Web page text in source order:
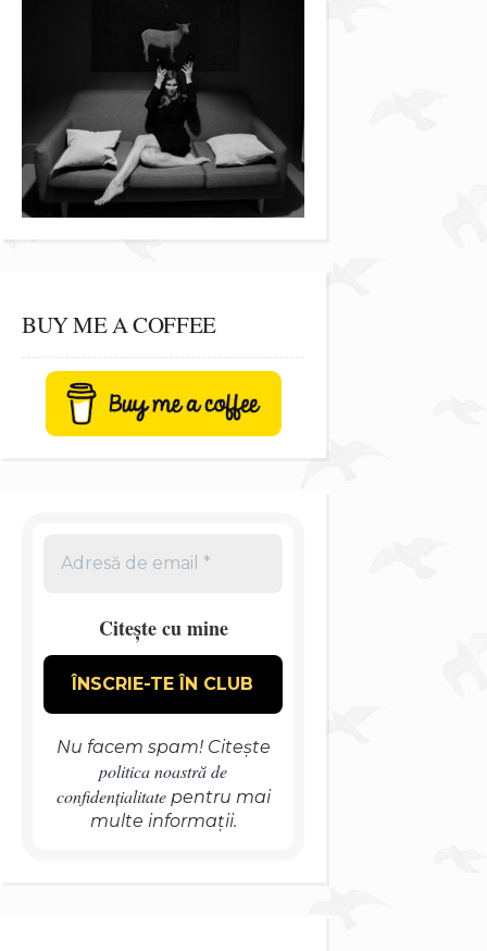
BUY ME A COFFEE
Citește cu mine
Nu facem spam! Citește
politica noastră de
confidențialitatepentru mai
multe informații.